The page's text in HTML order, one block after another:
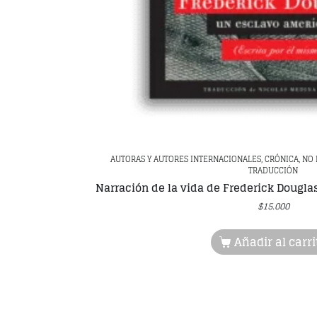
AUTORAS Y AUTORES INTERNACIONALES, CRÓNICA,
TRADUCCIÓN
Narración de la vida de Frederick
$15.000
Añadir al